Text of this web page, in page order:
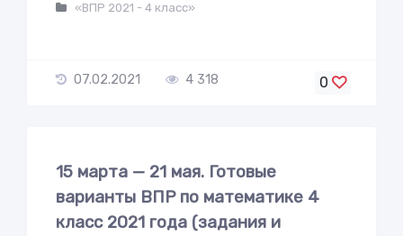
«ВПР 2021 - 4 класс»
07.02.2021 4 318 0
15 марта — 21 мая. Готовые
варианты ВПР по математике 4
класс 2021 года (задания и